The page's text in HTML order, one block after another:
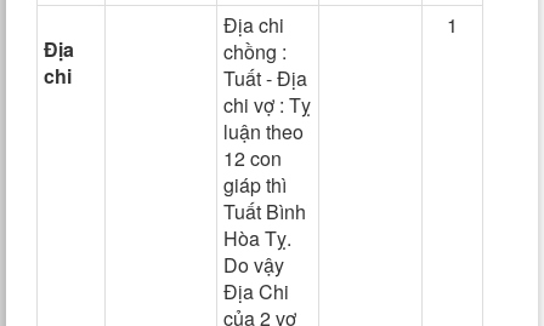
Địa
chi
Địa chi
chồng :
Tuất - Địa
chi vợ : Tỵ
luận theo
12 con
giáp thì
Tuất Bình
Hòa Tỵ.
Do vậy
Địa Chi
của 2 vợ
1